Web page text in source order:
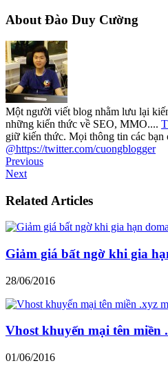
About Đào Duy Cường
Một người viết blog nhằm lưu lại
những kiến thức về SEO, MMO....
giữ kiến thức. Mọi thông tin các bạn
@https://twitter.com/cuongblogger
Previous
Next
Related Articles
Giảm giá bất ngờ khi gia
28/06/2016
Vhost khuyến mại tên miền
01/06/2016